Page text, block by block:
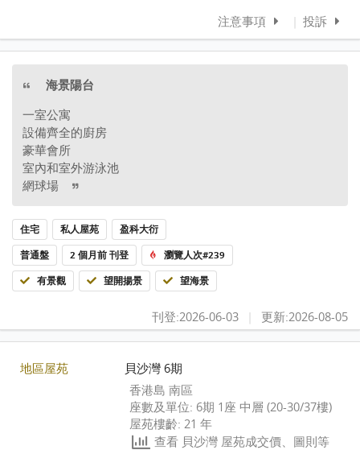
注意事項
投訴
海景陽台
一室公寓
設備齊全的廚房
豪華會所
室內和室外游泳池
網球場
住宅 私人屋苑
盈科大衍
普通盤
2 個月前 刊登
瀏覽人次#239
有景觀
望開揚景 望海景
刊登:2026-06-03 更新:2026-08-05
地區屋苑
貝沙灣 6期
香港島 南區
座數及單位: 6期 1座 中層 (20-30/37樓)
屋苑樓齡: 21 年
查看 貝沙灣 屋苑成交價、圖則等